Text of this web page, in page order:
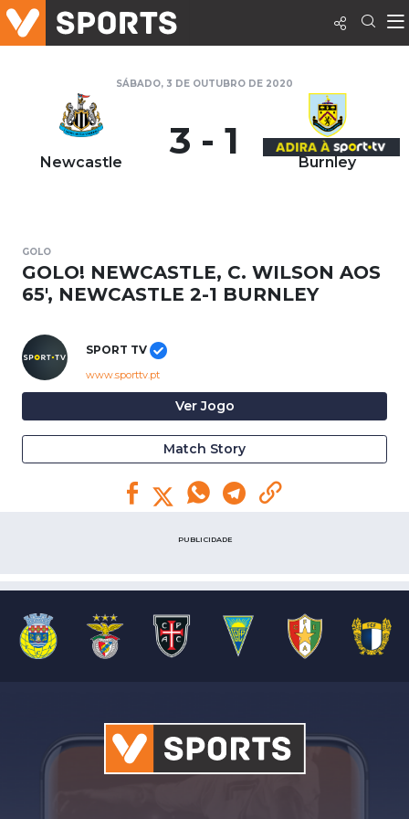
SÁBADO, 3 DE OUTUBRO DE 2020
Newcastle 3 - 1 Burnley
GOLO
GOLO! NEWCASTLE, C. WILSON AOS
65', NEWCASTLE 2-1 BURNLEY
SPORT TV
www.sporttv.pt
Ver Jogo
Match Story
PUBLICIDADE